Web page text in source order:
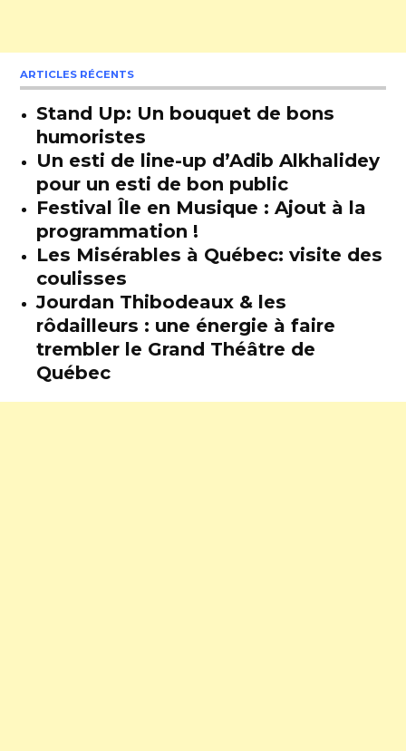
ARTICLES RÉCENTS
Stand Up: Un bouquet de bons
humoristes
Un esti de line-up d’Adib Alkhalidey
pour un esti de bon public
Festival Île en Musique : Ajout à la
programmation !
Les Misérables à Québec: visite des
coulisses
Jourdan Thibodeaux & les
rôdailleurs : une énergie à faire
trembler le Grand Théâtre de
Québec